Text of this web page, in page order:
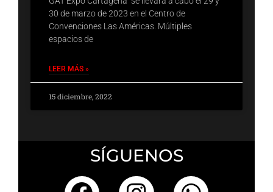
30 de marzo de 2023 en el Centro de
Convenciones Las Américas. Múltiples
espacios de
LEER MÁS »
15 diciembre, 2022
SÍGUENOS